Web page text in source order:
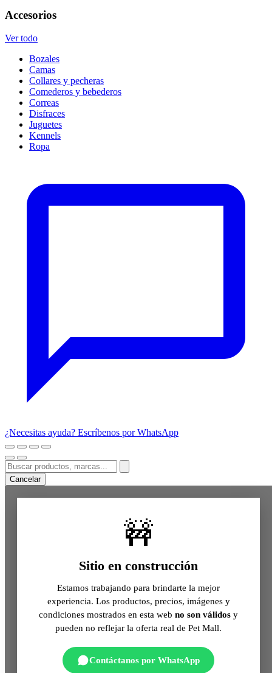
Accesorios
Ver todo
Bozales
Camas
Collares y pecheras
Comederos y bebederos
Correas
Disfraces
Juguetes
Kennels
Ropa
¿Necesitas ayuda? Escríbenos por WhatsApp
Cancelar
🚧
Sitio en construcción
Estamos trabajando para brindarte la mejor
experiencia. Los productos, precios, imágenes y
condiciones mostrados en esta web no son válidos y
pueden no reflejar la oferta real de Pet Mall.
Contáctanos por WhatsApp